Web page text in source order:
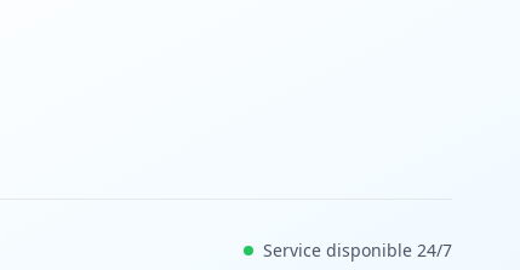
Service disponible 24/7